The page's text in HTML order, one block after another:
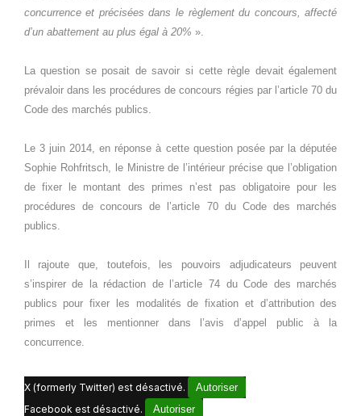
concurrence et précisées dans le règlement du concours, affecté
d’un abattement au plus égal à 20% ».
La question se posait de savoir si cette règle devait également
prévaloir dans les procédures de concours régies par l’article 70 du
Code des marchés publics.
Le 3 juin 2014, en réponse à cette question posée par la députée
Sophie Rohfritsch, le Ministre de l’intérieur précise que l’obligation
de fixer le montant des primes n’est pas obligatoire pour les
procédures de concours de l’article 70 du Code des marchés
publics.
Il rajoute que, toutefois, les pouvoirs adjudicateurs peuvent
s’inspirer de la rédaction de l’article 74 du Code des marchés
publics pour fixer les modalités de fixation et d’attribution des
primes et les mentionner dans l’avis d’appel public à la
concurrence.
X (formerly Twitter) est désactivé.
Autoriser
Facebook est désactivé.
Autoriser